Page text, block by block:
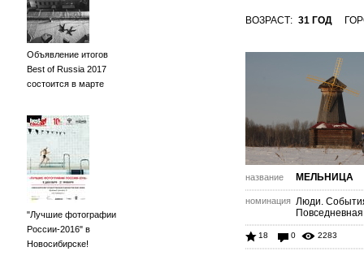
Объявление итогов
Best of Russia 2017
состоится в марте
"Лучшие фотографии
России-2016" в
Новосибирске!
ВОЗРАСТ: 31 ГОД
название МЕЛЬНИЦА
номинация Люди.
18 0 2283